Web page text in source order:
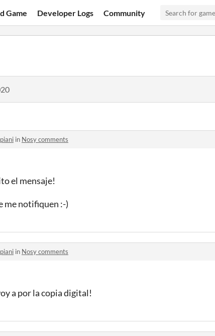
Game Developer Logs Community
in Nosy comments
el mensaje!
me notifiquen :-)
in Nosy comments
a por la copia digital!